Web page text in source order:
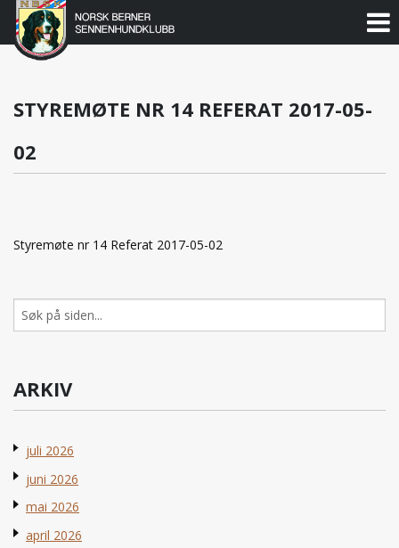
Gå
Norsk
Berner
Sennenhundklubb
STYREMØTE NR 14 REFERAT 2017-05-
02
Styremøte nr 14 Referat 2017-05-02
Søk
etter:
ARKIV
juli 2026
juni 2026
mai 2026
april 2026